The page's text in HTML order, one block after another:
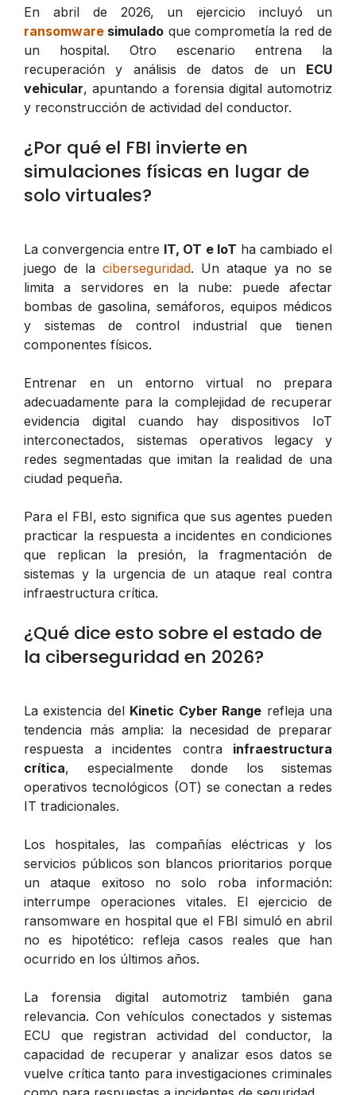
En abril de 2026, un ejercicio incluyó un
ransomware simulado que comprometía la red de
un hospital. Otro escenario entrena la
recuperación y análisis de datos de un ECU
vehicular, apuntando a forensia digital automotriz
y reconstrucción de actividad del conductor.
¿Por qué el FBI invierte en
simulaciones físicas en lugar de
solo virtuales?
La convergencia entre IT, OT e IoT ha cambiado el
juego de la ciberseguridad. Un ataque ya no se
limita a servidores en la nube: puede afectar
bombas de gasolina, semáforos, equipos médicos
y sistemas de control industrial que tienen
componentes físicos.
Entrenar en un entorno virtual no prepara
adecuadamente para la complejidad de recuperar
evidencia digital cuando hay dispositivos IoT
interconectados, sistemas operativos legacy y
redes segmentadas que imitan la realidad de una
ciudad pequeña.
Para el FBI, esto significa que sus agentes pueden
practicar la respuesta a incidentes en condiciones
que replican la presión, la fragmentación de
sistemas y la urgencia de un ataque real contra
infraestructura crítica.
¿Qué dice esto sobre el estado de
la ciberseguridad en 2026?
La existencia del Kinetic Cyber Range refleja una
tendencia más amplia: la necesidad de preparar
respuesta a incidentes contra infraestructura
crítica, especialmente donde los sistemas
operativos tecnológicos (OT) se conectan a redes
IT tradicionales.
Los hospitales, las compañías eléctricas y los
servicios públicos son blancos prioritarios porque
un ataque exitoso no solo roba información:
interrumpe operaciones vitales. El ejercicio de
ransomware en hospital que el FBI simuló en abril
no es hipotético: refleja casos reales que han
ocurrido en los últimos años.
La forensia digital automotriz también gana
relevancia. Con vehículos conectados y sistemas
ECU que registran actividad del conductor, la
capacidad de recuperar y analizar esos datos se
vuelve crítica tanto para investigaciones criminales